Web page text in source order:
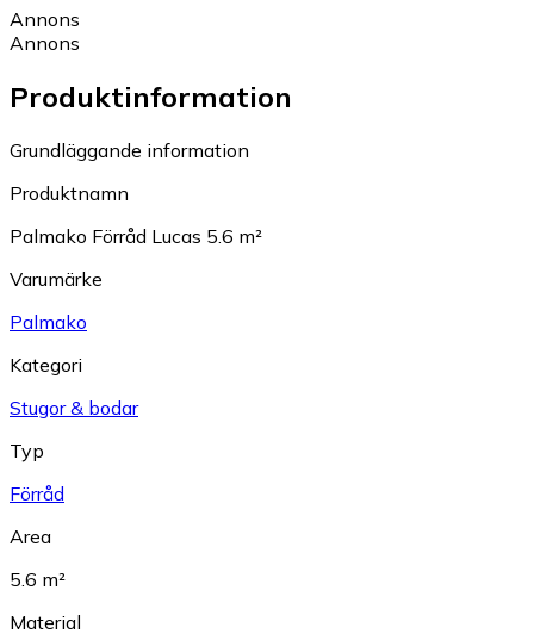
Annons
Annons
Produktinformation
Grundläggande information
Produktnamn
Palmako Förråd Lucas 5.6 m²
Varumärke
Palmako
Kategori
Stugor & bodar
Typ
Förråd
Area
5.6 m²
Material